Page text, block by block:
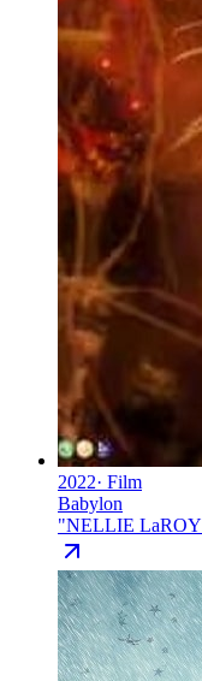
2022· Film
Babylon
"NELLIE LaROY